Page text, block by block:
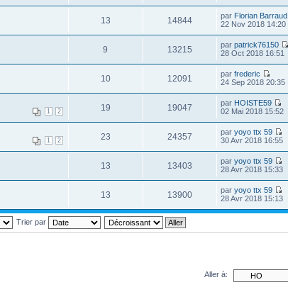
13 14844 par Florian Barraud
22 Nov 2018 14:20
9 13215 parpatrick76150
28 Oct 2018 16:51
10 12091 parfrederic
24 Sep 2018 20:35
1 2 19 19047 par HOISTE59
02 Mai 2018 15:52
1 2 23 24357 paryoyo ttx 59
30 Avr 2018 16:55
13 13403 paryoyo ttx 59
28 Avr 2018 15:33
13 13900 paryoyo ttx 59
28 Avr 2018 15:13
Trier par
Aller à: